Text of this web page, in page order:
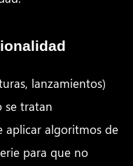
lanzamientos)
se tratan
aplicar algoritmos de
para que no